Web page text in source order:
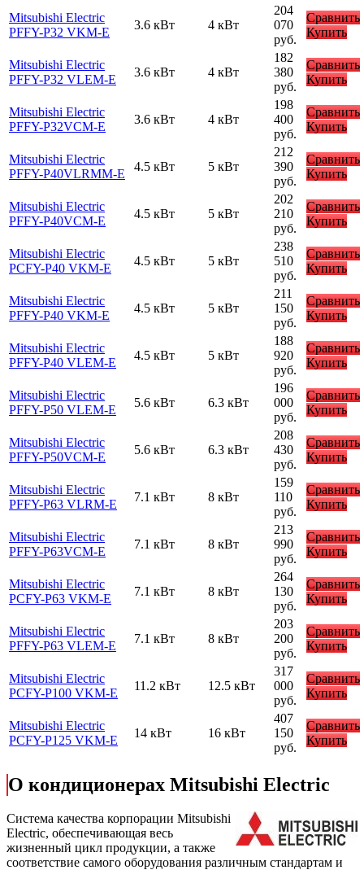
Mitsubishi Electric
PFFY-P32 VKM-E
3.6 кВт 4 кВт
204
070
руб.
Сравнить
Купить
Mitsubishi Electric
PFFY-P32 VLEM-E
3.6 кВт 4 кВт
182
380
руб.
Сравнить
Купить
Mitsubishi Electric
PFFY-P32VCM-E
3.6 кВт 4 кВт
198
400
руб.
Сравнить
Купить
Mitsubishi Electric
PFFY-P40VLRMM-E
4.5 кВт 5 кВт
212
390
руб.
Сравнить
Купить
Mitsubishi Electric
PFFY-P40VCM-E
4.5 кВт 5 кВт
202
210
руб.
Сравнить
Купить
Mitsubishi Electric
PCFY-P40 VKM-E
4.5 кВт 5 кВт
238
510
руб.
Сравнить
Купить
Mitsubishi Electric
PFFY-P40 VKM-E
4.5 кВт 5 кВт
211
150
руб.
Сравнить
Купить
Mitsubishi Electric
PFFY-P40 VLEM-E
4.5 кВт 5 кВт
188
920
руб.
Сравнить
Купить
Mitsubishi Electric
PFFY-P50 VLEM-E
5.6 кВт 6.3 кВт
196
000
руб.
Сравнить
Купить
Mitsubishi Electric
PFFY-P50VCM-E
5.6 кВт 6.3 кВт
208
430
руб.
Сравнить
Купить
Mitsubishi Electric
PFFY-P63 VLRM-E
7.1 кВт 8 кВт
159
110
руб.
Сравнить
Купить
Mitsubishi Electric
PFFY-P63VCM-E
7.1 кВт 8 кВт
213
990
руб.
Сравнить
Купить
Mitsubishi Electric
PCFY-P63 VKM-E
7.1 кВт 8 кВт
264
130
руб.
Сравнить
Купить
Mitsubishi Electric
PFFY-P63 VLEM-E
7.1 кВт 8 кВт
203
200
руб.
Сравнить
Купить
Mitsubishi Electric
PCFY-P100 VKM-E
11.2 кВт 12.5 кВт
317
000
руб.
Сравнить
Купить
Mitsubishi Electric
PCFY-P125 VKM-E
14 кВт 16 кВт
407
150
руб.
Сравнить
Купить
О кондиционерах Mitsubishi Electric
Cистема качества корпорации Mitsubishi
Electric, обеспечивающая весь
жизненный цикл продукции, а также
соответствие самого оборудования различным стандартам и